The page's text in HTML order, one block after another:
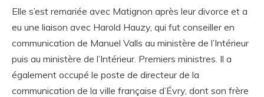
Elle s’est remariée avec Matignon après leur divorce et a
eu une liaison avec Harold Hauzy, qui fut conseiller en
communication de Manuel Valls au ministère de l’Intérieur
puis au ministère de l’Intérieur. Premiers ministres. Il a
également occupé le poste de directeur de la
communication de la ville française d’Évry, dont son frère